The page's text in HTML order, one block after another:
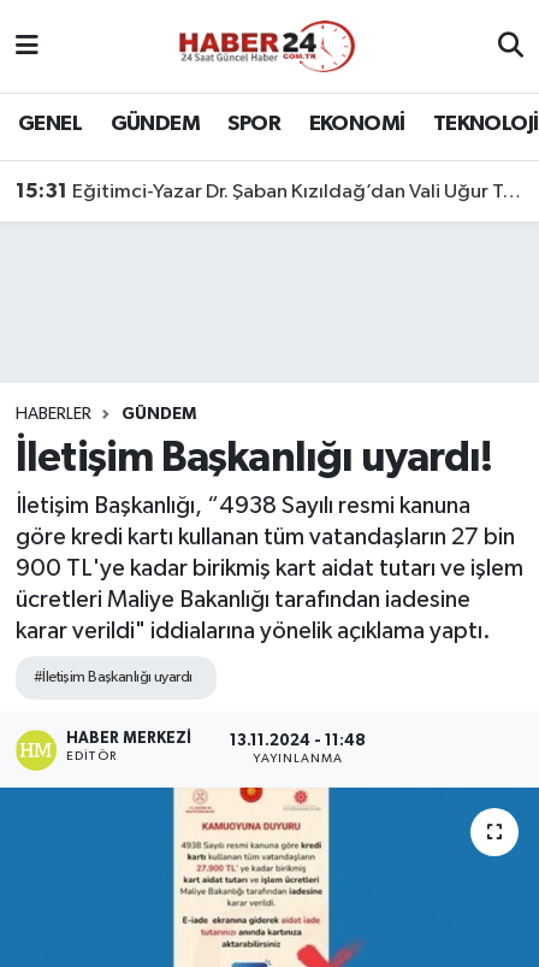
GENEL GÜNDEM SPOR EKONOMİ TEKNOLOJİ
15:31 Eğitimci-Yazar Dr. Şaban Kızıldağ’dan Vali Uğur Turan’a Ziyaret
HABERLER GÜNDEM
İletişim Başkanlığı uyardı!
İletişim Başkanlığı, “4938 Sayılı resmi kanuna
göre kredi kartı kullanan tüm vatandaşların 27 bin
900 TL'ye kadar birikmiş kart aidat tutarı ve işlem
ücretleri Maliye Bakanlığı tarafından iadesine
karar verildi" iddialarına yönelik açıklama yaptı.
#İletişim Başkanlığı uyardı
HABER MERKEZI
EDITÖR
13.11.2024 - 11:48
YAYINLANMA
Nöbetçi Eczaneler
Son Dakika Haberleri
Haber Arşivi